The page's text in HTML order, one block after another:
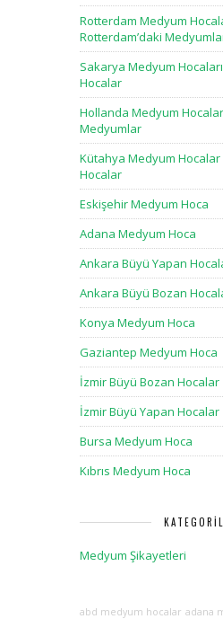
Rotterdam Medyum
Rotterdam’daki
Sakarya Medyum
Hocalar
Hollanda Medyum
Medyumlar
Kütahya Medyum Hocalar
Hocalar
Eskişehir Medyum Hoca
Adana Medyum Hoca
Ankara Büyü Yapan
Ankara Büyü Bozan
Konya Medyum Hoca
Gaziantep Medyum Hoca
İzmir Büyü Bozan Hocalar
İzmir Büyü Yapan Hocalar
Bursa Medyum Hoca
Kıbrıs Medyum Hoca
Medyum Şikayetleri
abd medyum hocalar adana